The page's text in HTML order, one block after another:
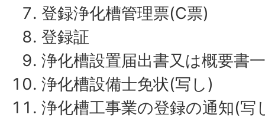
登録浄化槽管理票(C票)
登録証
浄化槽設置届出書又は概要書
浄化槽設備士免状(写し)
浄化槽工事業の登録の通知(写